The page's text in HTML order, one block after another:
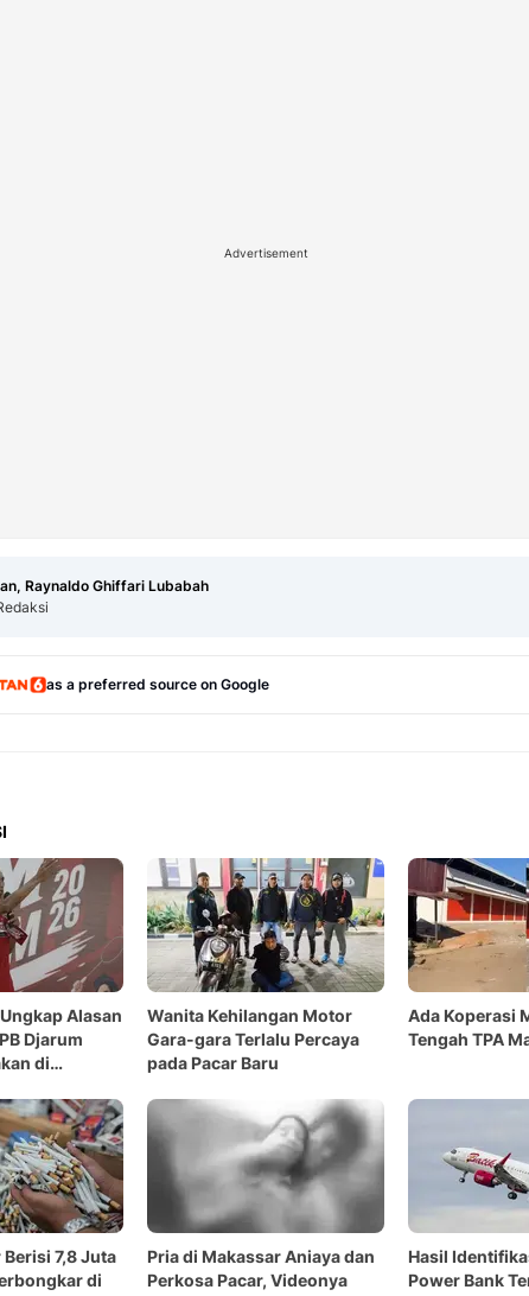
Advertisement
Raynaldo Ghiffari Lubabah
as a preferred source on Google
Alasan
Djarum
di
Wanita Kehilangan Motor
Gara-gara Terlalu Percaya
pada Pacar Baru
Ada Koperasi
Tengah TPA
7,8 Juta
di
Pria di Makassar Aniaya dan
Perkosa Pacar, Videonya
Hasil
Power Bank